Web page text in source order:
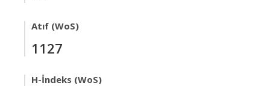
Atıf (WoS)
1127
H-İndeks (WoS)